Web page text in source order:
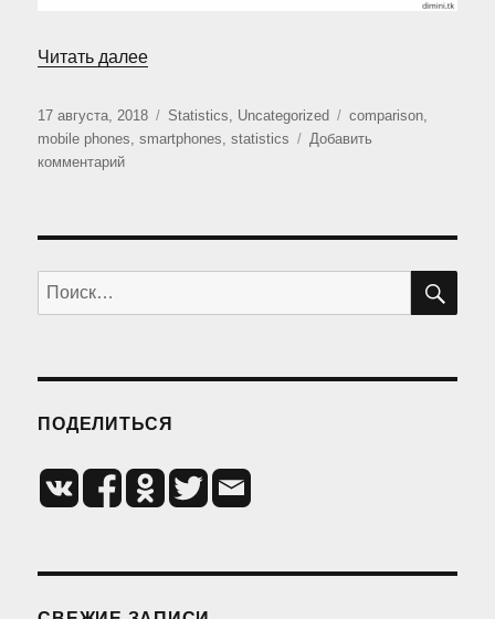
Читать далее«Сравнение смартфонов 2018»
Опубликовано
17 августа, 2018 Рубрики
Statistics Uncategorized Метки
comparison
mobile phones ,smartphones ,statistics
Добавить
комментарийк
Искать:
ПОДЕЛИТЬСЯ